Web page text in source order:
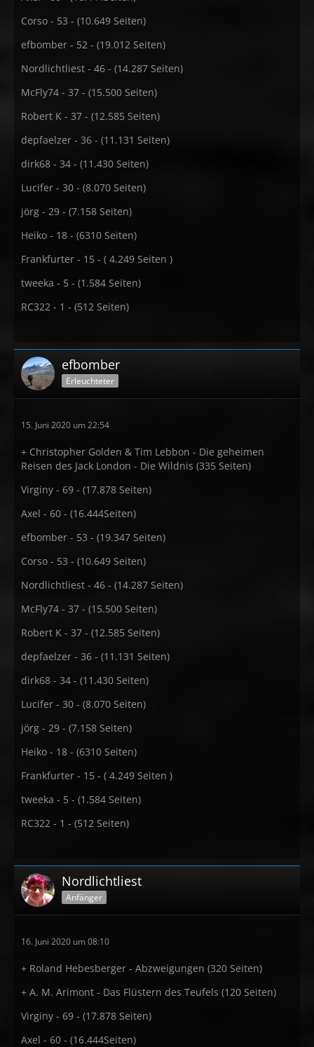
Corso - 53 - (10.649 Seiten)
efbomber - 52 - (19.012 Seiten)
Nordlichtliest - 46 - (14.287 Seiten)
McFly74 - 37 - (15.500 Seiten)
Robert K - 37 - (12.585 Seiten)
depfaelzer - 36 - (11.131 Seiten)
dirk68 - 34 - (11.430 Seiten)
Lucifer - 30 - (8.070 Seiten)
jörg - 29 - (7.158 Seiten)
Heiko - 18 - (6310 Seiten)
Frankfurter - 15 - ( 4.249 Seiten )
tweeka - 5 - (1.584 Seiten)
RC322 - 1 - (512 Seiten)
efbomber
Erleuchteter
15. Juni 2020 um 22:54
+ Christopher Golden & Tim Lebbon - Die geheimen
Reisen des Jack London - Die Wildnis (335 Seiten)
Virginy - 69 - (17.878 Seiten)
Axel - 60 - (16.444Seiten)
efbomber - 53 - (19.347 Seiten)
Corso - 53 - (10.649 Seiten)
Nordlichtliest - 46 - (14.287 Seiten)
McFly74 - 37 - (15.500 Seiten)
Robert K - 37 - (12.585 Seiten)
depfaelzer - 36 - (11.131 Seiten)
dirk68 - 34 - (11.430 Seiten)
Lucifer - 30 - (8.070 Seiten)
jörg - 29 - (7.158 Seiten)
Heiko - 18 - (6310 Seiten)
Frankfurter - 15 - ( 4.249 Seiten )
tweeka - 5 - (1.584 Seiten)
RC322 - 1 - (512 Seiten)
Nordlichtliest
Anfänger
16. Juni 2020 um 08:10
+ Roland Hebesberger - Abzweigungen (320 Seiten)
+ A. M. Arimont - Das Flüstern des Teufels (120 Seiten)
Virginy - 69 - (17.878 Seiten)
Axel - 60 - (16.444Seiten)